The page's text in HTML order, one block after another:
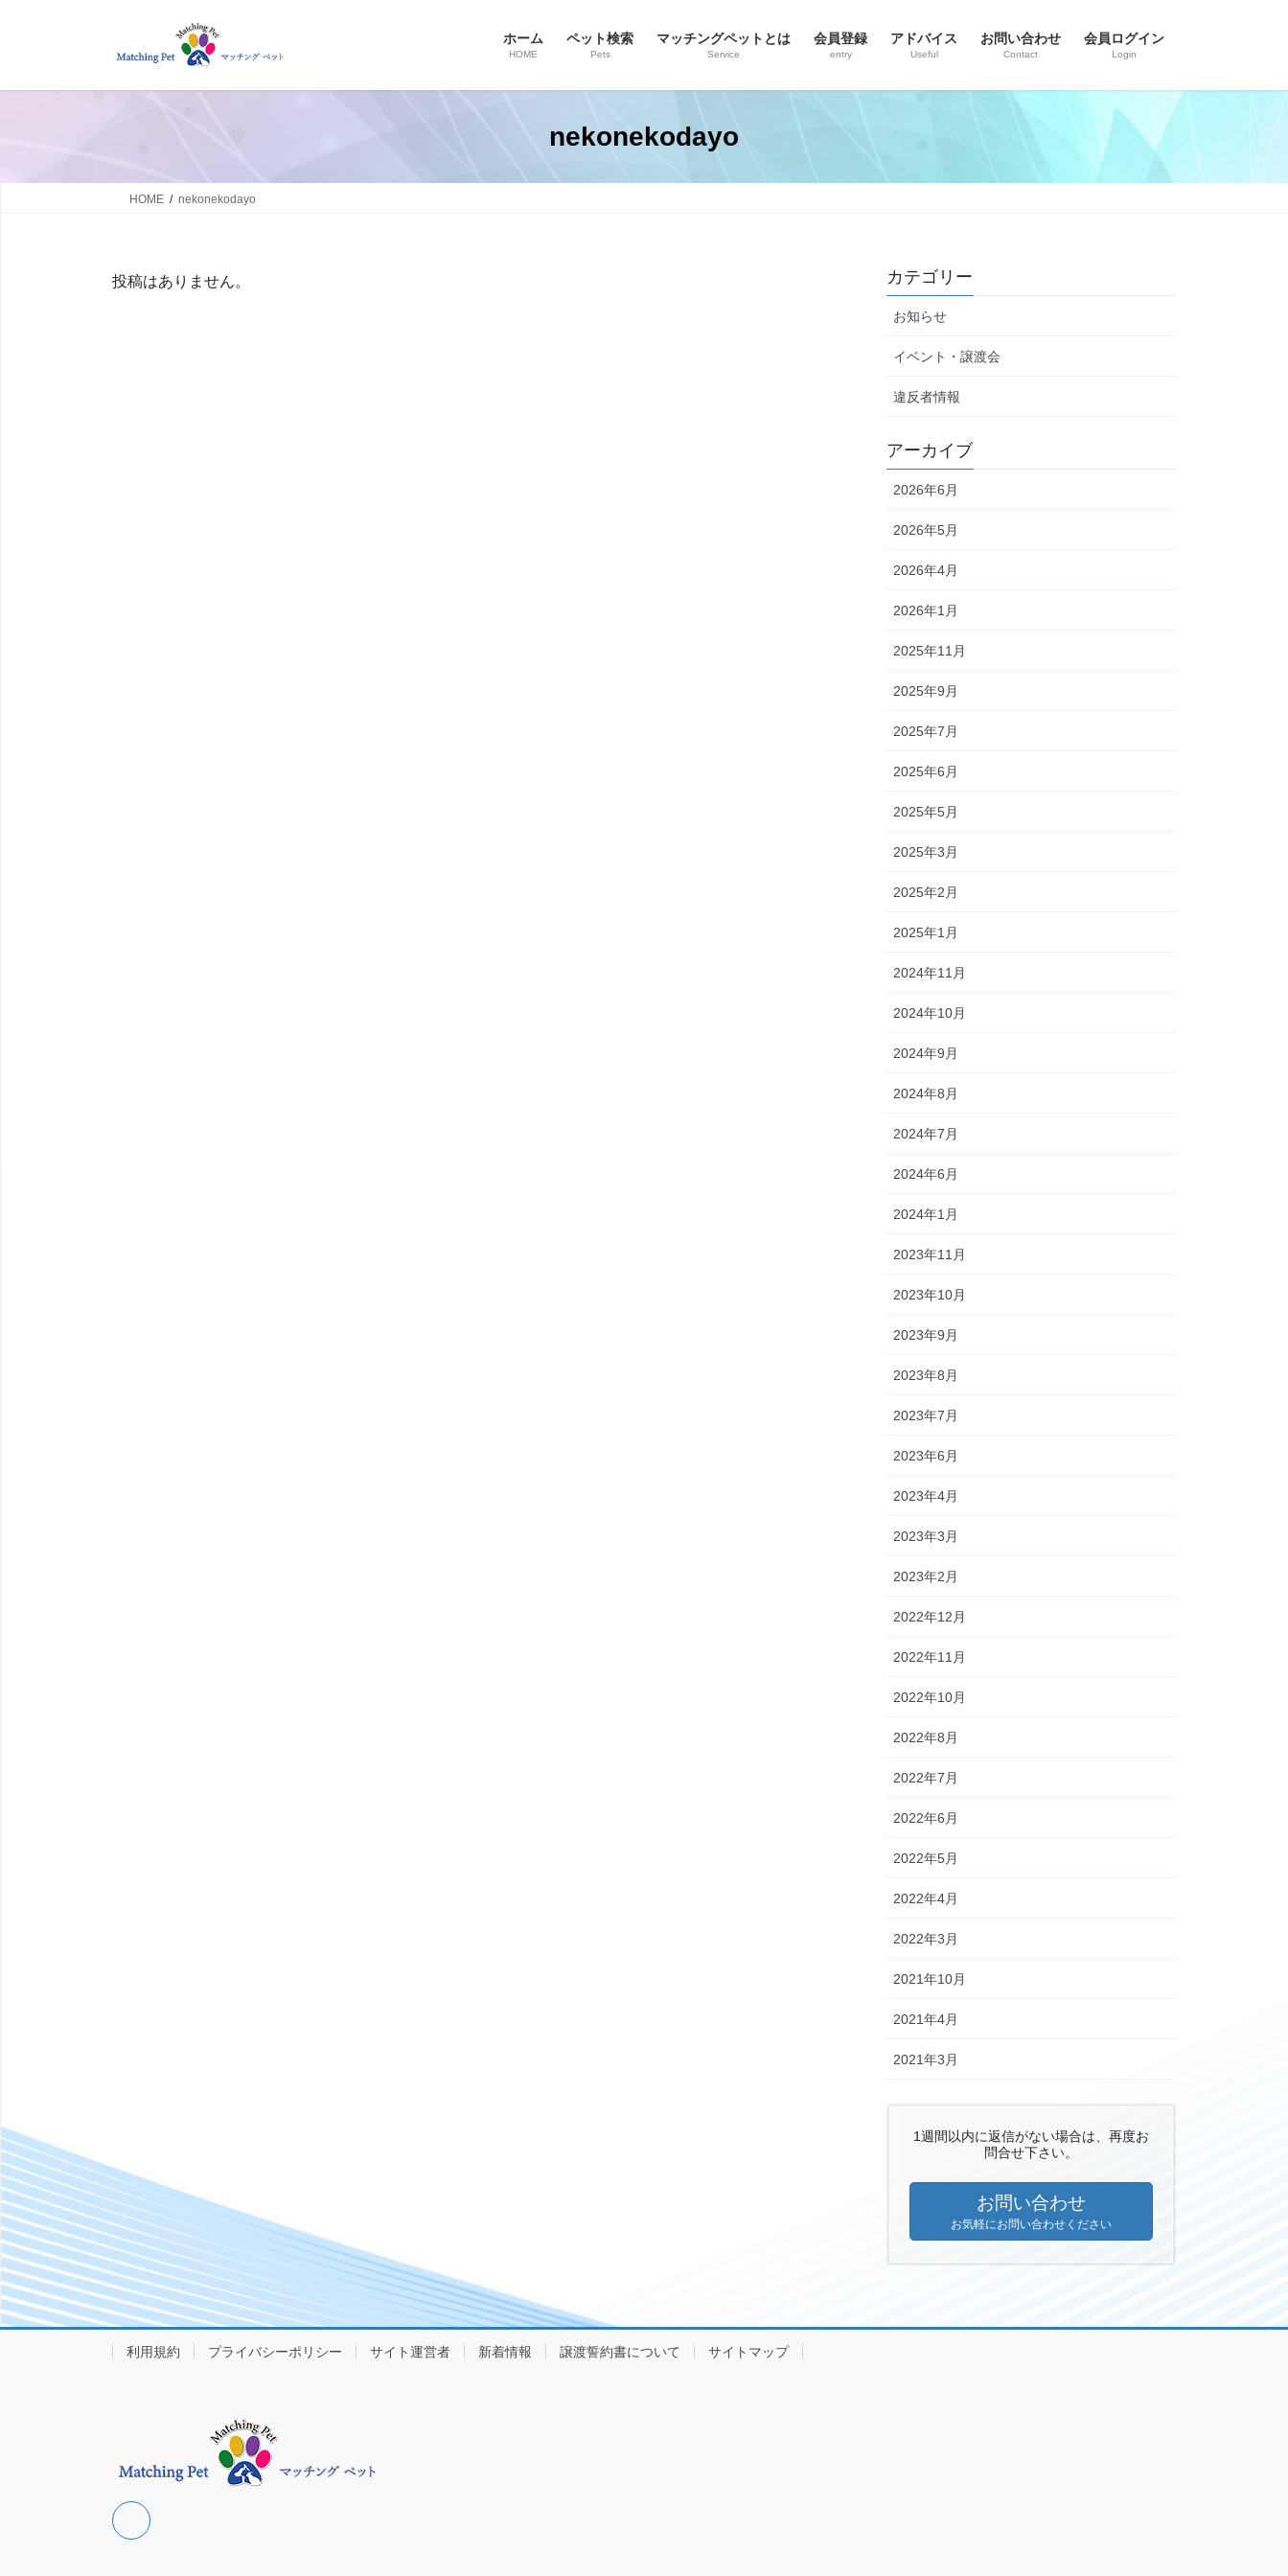
ホーム
HOME
ペット検索
Pets
マッチングペットとは
Service
会員登録
entry
アドバイス
Useful
お問い合わせ
Contact
会員ログイン
Login
nekonekodayo
HOME nekonekodayo
投稿はありません。 カテゴリー
お知らせ
イベント・譲渡会
違反者情報
アーカイブ
2026年6月
2026年5月
2026年4月
2026年1月
2025年11月
2025年9月
2025年7月
2025年6月
2025年5月
2025年3月
2025年2月
2025年1月
2024年11月
2024年10月
2024年9月
2024年8月
2024年7月
2024年6月
2024年1月
2023年11月
2023年10月
2023年9月
2023年8月
2023年7月
2023年6月
2023年4月
2023年3月
2023年2月
2022年12月
2022年11月
2022年10月
2022年8月
2022年7月
2022年6月
2022年5月
2022年4月
2022年3月
2021年10月
2021年4月
2021年3月
1週間以内に返信がない場合は、再度お
問合せ下さい。
お問い合わせ
お気軽にお問い合わせください
利用規約 プライバシーポリシー サイト運営者 新着情報 譲渡誓約書について サイトマップ